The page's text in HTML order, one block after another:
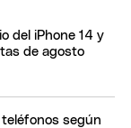
del iPhone 14 y
de agosto
teléfonos según